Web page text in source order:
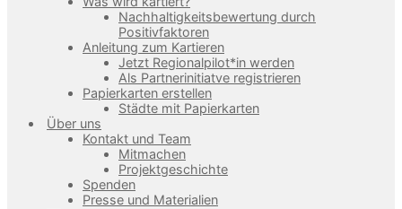
Nachhaltigkeitsbewertung durch
Positivfaktoren
Anleitung zum Kartieren
Jetzt Regionalpilot*in werden
Als Partnerinitiatve registrieren
Papierkarten erstellen
Städte mit Papierkarten
Über uns
Kontakt und Team
Mitmachen
Projektgeschichte
Spenden
Presse und Materialien